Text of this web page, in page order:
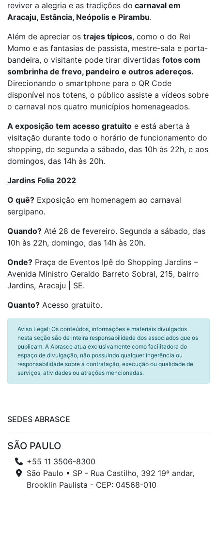
reviver a alegria e as tradições do carnaval em
Aracaju, Estância, Neópolis e Pirambu.
Além de apreciar os trajes típicos, como o do Rei
Momo e as fantasias de passista, mestre-sala e porta-
bandeira, o visitante pode tirar divertidas fotos com
sombrinha de frevo, pandeiro e outros adereços.
Direcionando o smartphone para o QR Code
disponível nos totens, o público assiste a vídeos sobre
o carnaval nos quatro municípios homenageados.
A exposição tem acesso gratuito e está aberta à
visitação durante todo o horário de funcionamento do
shopping, de segunda a sábado, das 10h às 22h, e aos
domingos, das 14h às 20h.
Jardins Folia 2022
O quê? Exposição em homenagem ao carnaval
sergipano.
Quando? Até 28 de fevereiro. Segunda a sábado, das
10h às 22h, domingo, das 14h às 20h.
Onde? Praça de Eventos Ipê do Shopping Jardins –
Avenida Ministro Geraldo Barreto Sobral, 215, bairro
Jardins, Aracaju | SE.
Quanto? Acesso gratuito.
Aviso Legal: Os conteúdos, informações e materiais divulgados
nesta seção são de inteira responsabilidade dos associados que os
publicam. A Abrasce atua exclusivamente como facilitadora do
espaço de divulgação, não possuindo qualquer ingerência ou
responsabilidade sobre a contratação, execução ou qualidade de
serviços, atividades ou atrações mencionadas.
SEDES ABRASCE
SÃO PAULO
+55 11 3506-8300
São Paulo • SP - Rua Castilho, 392 19º andar,
Brooklin Paulista - CEP: 04568-010